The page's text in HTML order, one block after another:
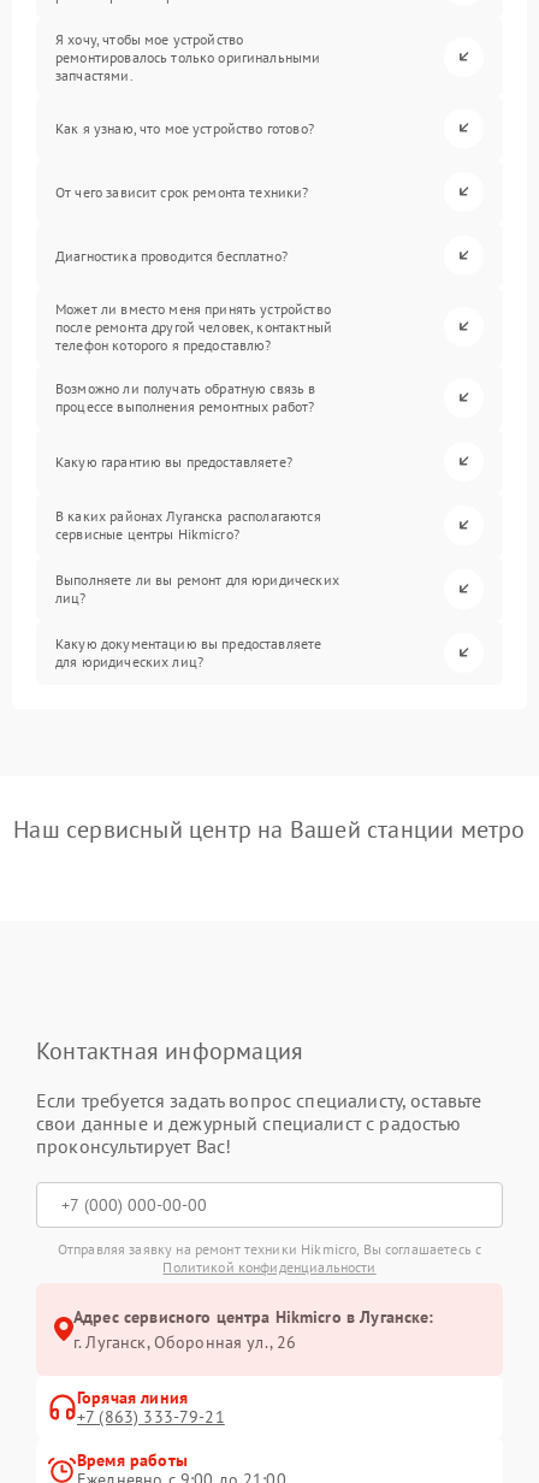
Я хочу, чтобы мое устройство
ремонтировалось только оригинальными
запчастями.
Как я узнаю, что мое устройство готово?
От чего зависит срок ремонта техники?
Диагностика проводится бесплатно?
Может ли вместо меня принять устройство
после ремонта другой человек, контактный
телефон которого я предоставлю?
Возможно ли получать обратную связь в
процессе выполнения ремонтных работ?
Какую гарантию вы предоставляете?
В каких районах Луганска располагаются
сервисные центры Hikmicro?
Выполняете ли вы ремонт для юридических
лиц?
Какую документацию вы предоставляете
для юридических лиц?
Наш сервисный центр на Вашей станции метро
Контактная информация
Если требуется задать вопрос специалисту, оставьте
свои данные и дежурный специалист с радостью
проконсультирует Вас!
Отправляя заявку на ремонт техники Hikmicro, Вы соглашаетесь с
Политикой конфиденциальности
Адрес сервисного центра Hikmicro в Луганске:
г. Луганск, Оборонная ул., 26
Горячая линия
+7 (863) 333-79-21
Время работы